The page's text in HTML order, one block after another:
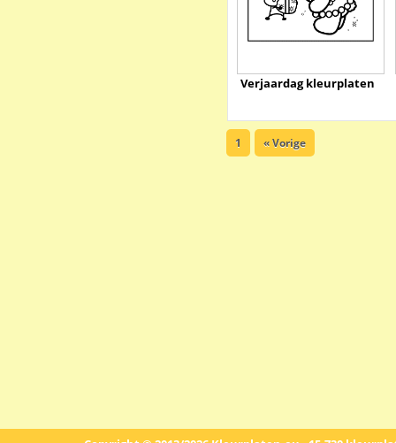
Verjaardag kleurplaten
1 « Vorige